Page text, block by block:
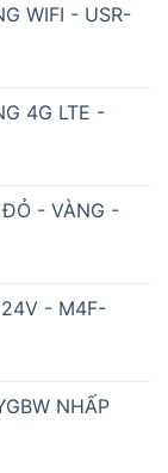
WIFI - USR-
4G LTE -
ĐỎ - VÀNG -
- M4F-
NHẤP